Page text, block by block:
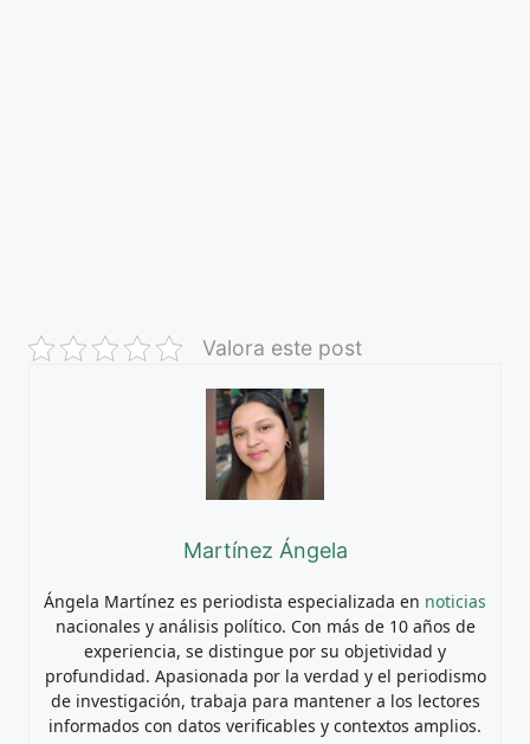
Valora este post
Martínez Ángela
Ángela Martínez es periodista especializada en noticias
nacionales y análisis político. Con más de 10 años de
experiencia, se distingue por su objetividad y
profundidad. Apasionada por la verdad y el periodismo
de investigación, trabaja para mantener a los lectores
informados con datos verificables y contextos amplios.